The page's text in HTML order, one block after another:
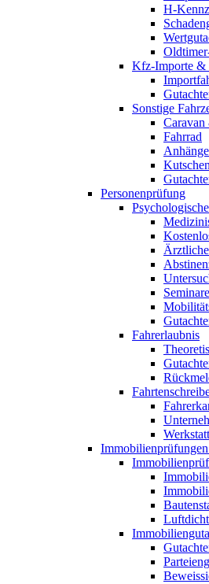
H-
Kfz-Importe &
Sonstige
Fahrrad
Personenprüfung
Fahrerlaubnis